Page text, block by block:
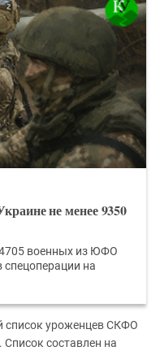
не менее 9350
военных из ЮФО
на
список уроженцев СКФО
составлен на